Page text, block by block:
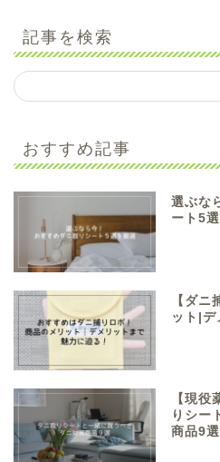
記事を検索
おすすめ記事
選ぶな
ート5
【ダニ
ット|デ
【現役
りシー
商品9選